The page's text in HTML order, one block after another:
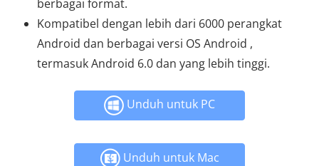
berbagai format.
Kompatibel dengan lebih dari 6000 perangkat
Android dan berbagai versi OS Android ,
termasuk Android 6.0 dan yang lebih tinggi.
Unduh untuk PC
Unduh untuk Mac